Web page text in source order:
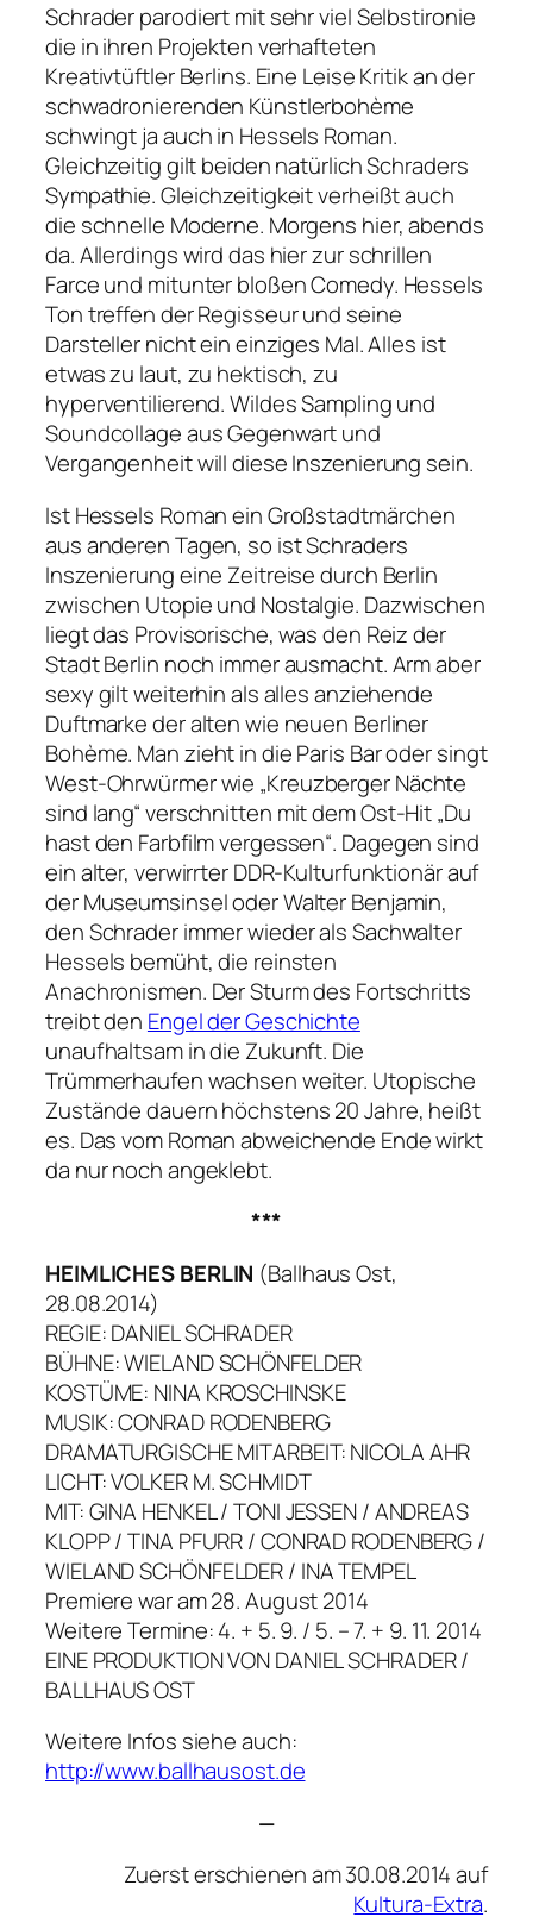
Schrader parodiert mit sehr viel Selbstironie
die in ihren Projekten verhafteten
Kreativtüftler Berlins. Eine Leise Kritik an der
schwadronierenden Künstlerbohème
schwingt ja auch in Hessels Roman.
Gleichzeitig gilt beiden natürlich Schraders
Sympathie. Gleichzeitigkeit verheißt auch
die schnelle Moderne. Morgens hier, abends
da. Allerdings wird das hier zur schrillen
Farce und mitunter bloßen Comedy. Hessels
Ton treffen der Regisseur und seine
Darsteller nicht ein einziges Mal. Alles ist
etwas zu laut, zu hektisch, zu
hyperventilierend. Wildes Sampling und
Soundcollage aus Gegenwart und
Vergangenheit will diese Inszenierung sein.
Ist Hessels Roman ein Großstadtmärchen
aus anderen Tagen, so ist Schraders
Inszenierung eine Zeitreise durch Berlin
zwischen Utopie und Nostalgie. Dazwischen
liegt das Provisorische, was den Reiz der
Stadt Berlin noch immer ausmacht. Arm aber
sexy gilt weiterhin als alles anziehende
Duftmarke der alten wie neuen Berliner
Bohème. Man zieht in die Paris Bar oder singt
West-Ohrwürmer wie „Kreuzberger Nächte
sind lang“verschnitten mit dem Ost-Hit„Du
hast den Farbfilm vergessen“. Dagegen sind
ein alter, verwirrter DDR-Kulturfunktionär auf
der Museumsinsel oder Walter Benjamin,
den Schrader immer wieder als Sachwalter
Hessels bemüht, die reinsten
Anachronismen. Der Sturm des Fortschritts
treibt den Engel der Geschichte
unaufhaltsam in die Zukunft. Die
Trümmerhaufen wachsen weiter. Utopische
Zustände dauern höchstens 20 Jahre, heißt
es. Das vom Roman abweichende Ende wirkt
da nur noch angeklebt.
***
HEIMLICHES BERLIN (Ballhaus Ost,
28.08.2014)
REGIE: DANIEL SCHRADER
BÜHNE: WIELAND SCHÖNFELDER
KOSTÜME: NINA KROSCHINSKE
MUSIK: CONRAD RODENBERG
DRAMATURGISCHE MITARBEIT: NICOLA AHR
LICHT: VOLKER M. SCHMIDT
MIT: GINA HENKEL / TONI JESSEN / ANDREAS
KLOPP / TINA PFURR / CONRAD RODENBERG /
WIELAND SCHÖNFELDER / INA TEMPEL
Premiere war am 28. August 2014
Weitere Termine: 4. + 5. 9. / 5. – 7. + 9. 11. 2014
EINE PRODUKTION VON DANIEL SCHRADER /
BALLHAUS OST
Weitere Infos siehe auch:
http://www.ballhausost.de
—
Zuerst erschienen am 30.08.2014 auf
Kultura-Extra.